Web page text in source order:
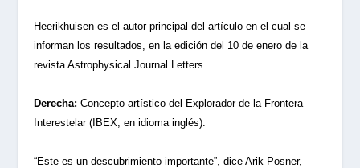
Heerikhuisen es el autor principal del artículo en el cual se
informan los resultados, en la edición del 10 de enero de la
revista Astrophysical Journal Letters.
Derecha: Concepto artístico del Explorador de la Frontera
Interestelar (IBEX, en idioma inglés).
“Este es un descubrimiento importante”, dice Arik Posner,